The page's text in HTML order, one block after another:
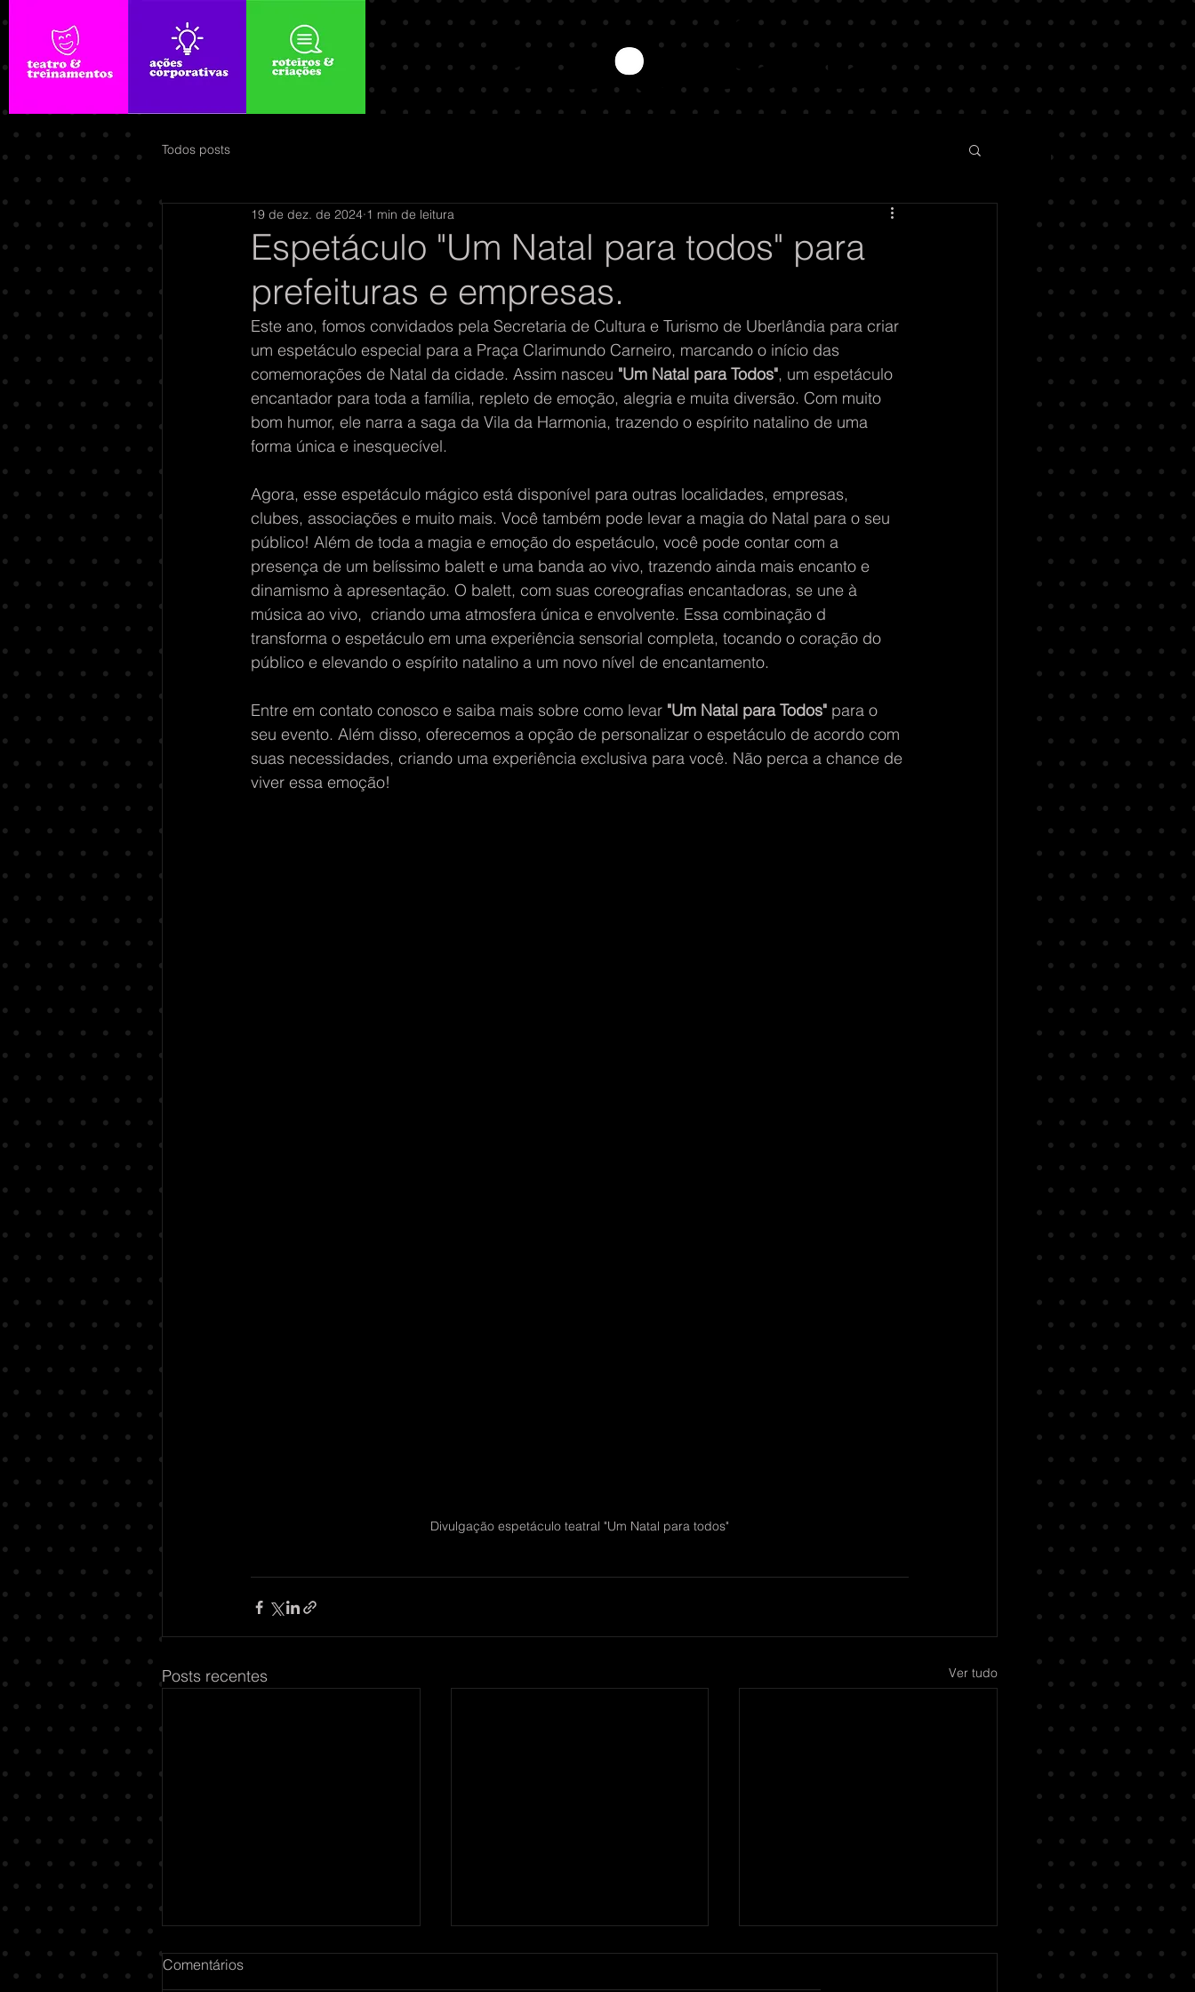
Todos posts
Espetáculo "Um Natal para todos" para
prefeituras e empresas.
19 de dez. de 2024 1 min de leitura
Este ano, fomos convidados pela Secretaria de Cultura e Turismo de Uberlândia para criar
um espetáculo especial para a Praça Clarimundo Carneiro, marcando o início das
comemorações de Natal da cidade. Assim nasceu "Um Natal para Todos", um espetáculo
encantador para toda a família, repleto de emoção, alegria e muita diversão. Com muito
bom humor, ele narra a saga da Vila da Harmonia, trazendo o espírito natalino de uma
forma única e inesquecível.
Agora, esse espetáculo mágico está disponível para outras localidades, empresas,
clubes, associações e muito mais. Você também pode levar a magia do Natal para o seu
público! Além de toda a magia e emoção do espetáculo, você pode contar com a
presença de um belíssimo balett e uma banda ao vivo, trazendo ainda mais encanto e
dinamismo à apresentação. O balett, com suas coreografias encantadoras, se une à
música ao vivo,  criando uma atmosfera única e envolvente. Essa combinação d
transforma o espetáculo em uma experiência sensorial completa, tocando o coração do
público e elevando o espírito natalino a um novo nível de encantamento.
Entre em contato conosco e saiba mais sobre como levar "Um Natal para Todos" para o
seu evento. Além disso, oferecemos a opção de personalizar o espetáculo de acordo com
suas necessidades, criando uma experiência exclusiva para você. Não perca a chance de
viver essa emoção!
Divulgação espetáculo teatral "Um Natal para todos"
Posts recentes Ver tudo
Comentários